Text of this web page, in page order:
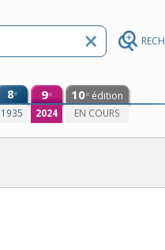
8e
1935
9e
2024
10e édition
EN COURS